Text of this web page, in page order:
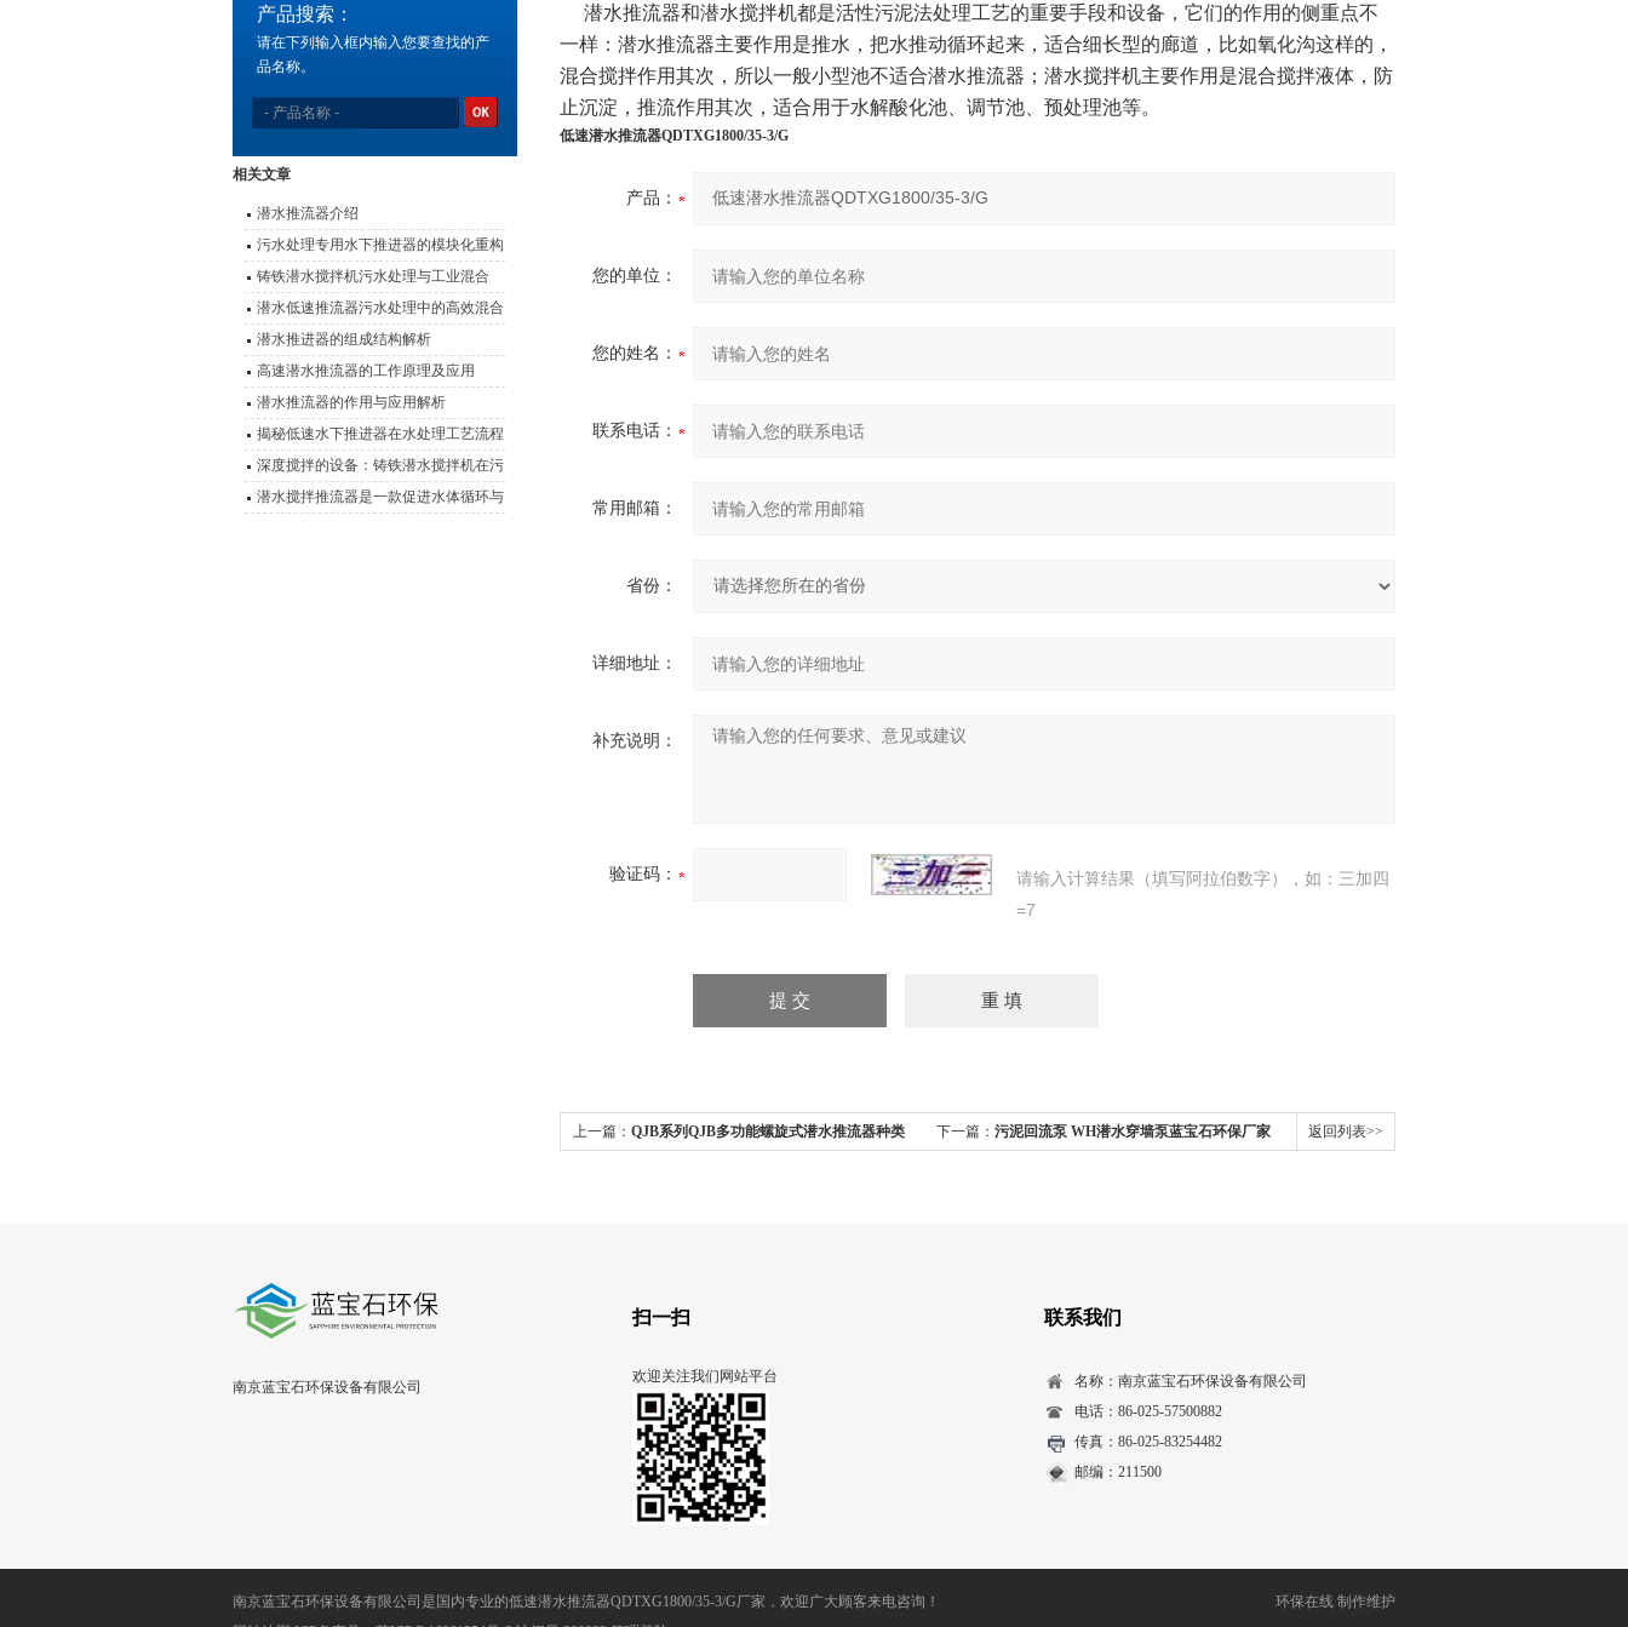
产品搜索：
请在下列输入框内输入您要查找的产
品名称。
相关文章
潜水推流器介绍
污水处理专用水下推进器的模块化重构
与效能优化
铸铁潜水搅拌机污水处理与工业混合
的“隐形推手”
潜水低速推流器污水处理中的高效混合
动力
潜水推进器的组成结构解析
高速潜水推流器的工作原理及应用
潜水推流器的作用与应用解析
揭秘低速水下推进器在水处理工艺流程
中的应用
深度搅拌的设备：铸铁潜水搅拌机在污
水处理中的作用
潜水搅拌推流器是一款促进水体循环与
潜水推流器和潜水搅拌机都是活性污泥法处理工艺的重要手段和设备，它们的作用的侧重点不
一样：潜水推流器主要作用是推水，把水推动循环起来，适合细长型的廊道，比如氧化沟这样的，
混合搅拌作用其次，所以一般小型池不适合潜水推流器；潜水搅拌机主要作用是混合搅拌液体，防
止沉淀，推流作用其次，适合用于水解酸化池、调节池、预处理池等。
低速潜水推流器QDTXG1800/35-3/G
产品：
您的单位：
您的姓名：
联系电话：
常用邮箱：
省份：
详细地址：
补充说明：
验证码：
请输入计算结果（填写阿拉伯数字），如：三加四
=7
上一篇： QJB系列QJB多功能螺旋式潜水推流器种类 下一篇： 污泥回流泵 WH潜水穿墙泵蓝宝石环保厂家 返回列表>>
南京蓝宝石环保设备有限公司
扫一扫
欢迎关注我们网站平台
联系我们
名称：南京蓝宝石环保设备有限公司
电话：86-025-57500882
传真：86-025-83254482
邮编：211500
南京蓝宝石环保设备有限公司是国内专业的低速潜水推流器QDTXG1800/35-3/G厂家，欢迎广大顾客来电咨询！
环保在线 制作维护